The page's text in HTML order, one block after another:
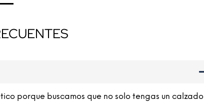
porque buscamos que no solo tengas un calzado